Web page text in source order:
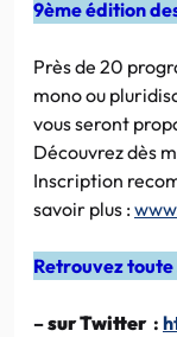
9ème édition
Près de 20
mono ou
vous seront
Découvrez dès
Inscription
savoir plus :
Retrouvez toute
–sur Twitter :